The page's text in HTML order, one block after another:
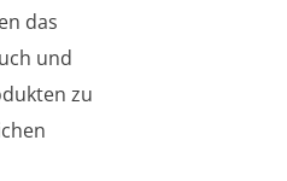
das
und
zu